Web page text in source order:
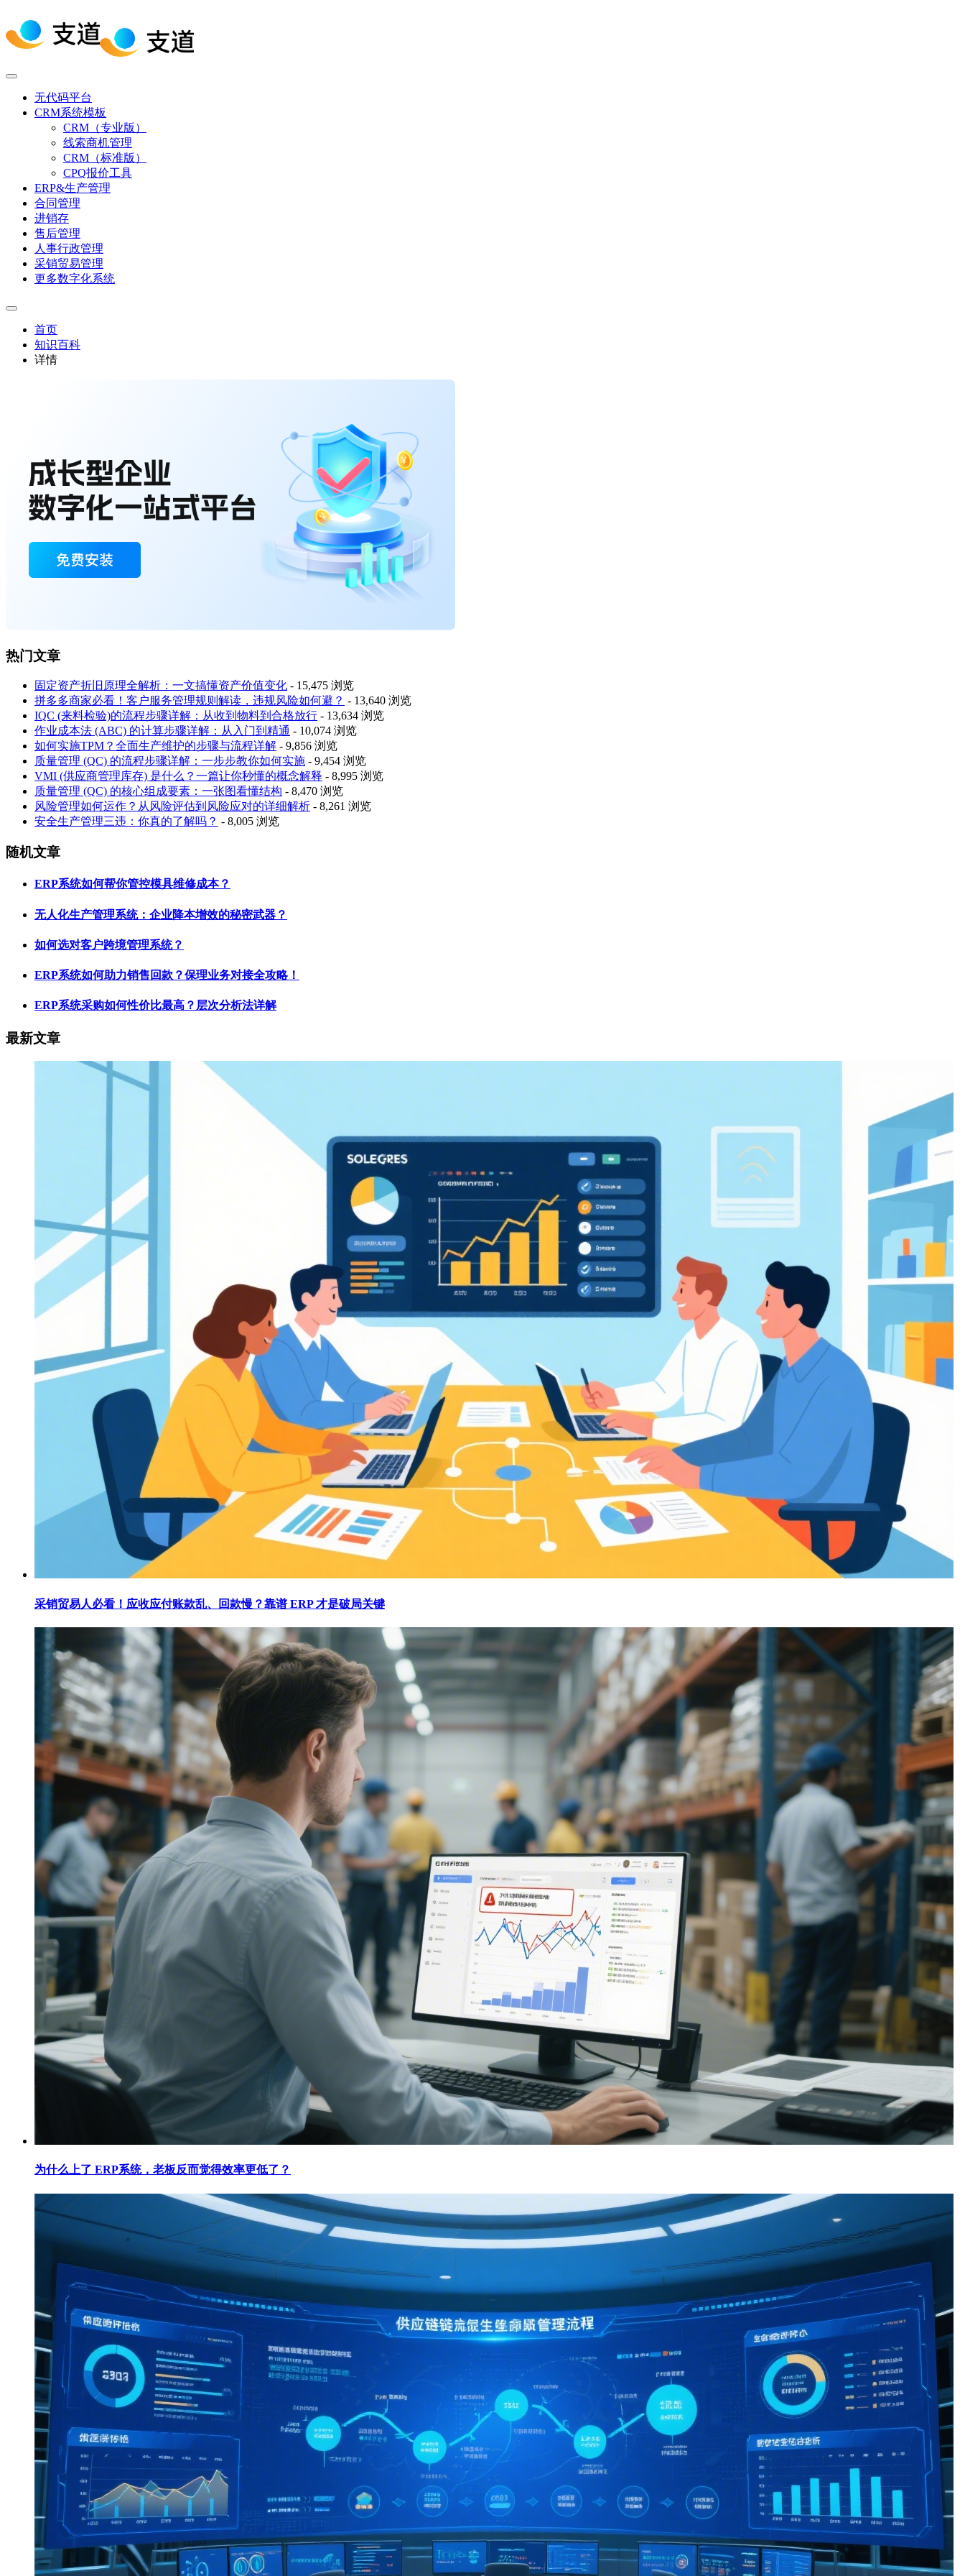
无代码平台
CRM系统模板
CRM（专业版）
线索商机管理
CRM（标准版）
CPQ报价工具
ERP&生产管理
合同管理
进销存
售后管理
人事行政管理
采销贸易管理
更多数字化系统
首页
知识百科
详情
热门文章
固定资产折旧原理全解析：一文搞懂资产价值变化 - 15,475 浏览
拼多多商家必看！客户服务管理规则解读，违规风险如何避？ - 13,640 浏览
IQC (来料检验)的流程步骤详解：从收到物料到合格放行 - 13,634 浏览
作业成本法 (ABC) 的计算步骤详解：从入门到精通 - 10,074 浏览
如何实施TPM？全面生产维护的步骤与流程详解 - 9,856 浏览
质量管理 (QC) 的流程步骤详解：一步步教你如何实施 - 9,454 浏览
VMI (供应商管理库存) 是什么？一篇让你秒懂的概念解释 - 8,995 浏览
质量管理 (QC) 的核心组成要素：一张图看懂结构 - 8,470 浏览
风险管理如何运作？从风险评估到风险应对的详细解析 - 8,261 浏览
安全生产管理三违：你真的了解吗？ - 8,005 浏览
随机文章
ERP系统如何帮你管控模具维修成本？
无人化生产管理系统：企业降本增效的秘密武器？
如何选对客户跨境管理系统？
ERP系统如何助力销售回款？保理业务对接全攻略！
ERP系统采购如何性价比最高？层次分析法详解
最新文章
采销贸易人必看！应收应付账款乱、回款慢？靠谱 ERP 才是破局关键
为什么上了 ERP系统，老板反而觉得效率更低了？